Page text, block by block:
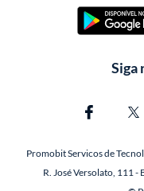
Siga
Promobit Servicos de
R. José Versolato, 111 -